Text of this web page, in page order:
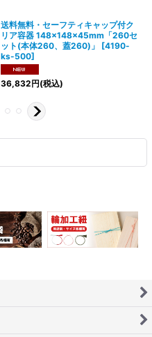
送料無料・セーフティキャップ付ク
リア容器 148×148×45mm「260セ
ット(本体260、蓋260)」
[4190-
ks-500]
36,832円(税込)